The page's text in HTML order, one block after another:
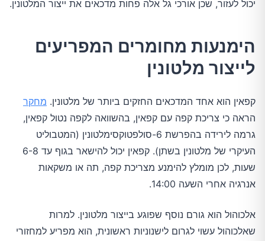
יכול לעזור, שכן אורכי גל אלה פחות מדכאים את ייצור המלטונין.
הימנעות מחומרים המפריעים
לייצור מלטונין
קפאין הוא אחד המדכאים החזקים ביותר של מלטונין. מחקר
הראה כי צריכת קפה עם קפאין, בהשוואה לקפה נטול קפאין,
גרמה לירידה בהפרשת 6-סולפטוקסימלטונין (המטבוליט
העיקרי של מלטונין בשתן). קפאין יכול להישאר בגוף עד 6-8
שעות, לכן מומלץ להימנע מצריכת קפה, תה או משקאות
אנרגיה אחרי השעה 14:00.
אלכוהול הוא גורם נוסף שפוגע בייצור מלטונין. למרות
שאלכוהול עשוי לגרום לישנוניות ראשונית, הוא מפריע למחזורי